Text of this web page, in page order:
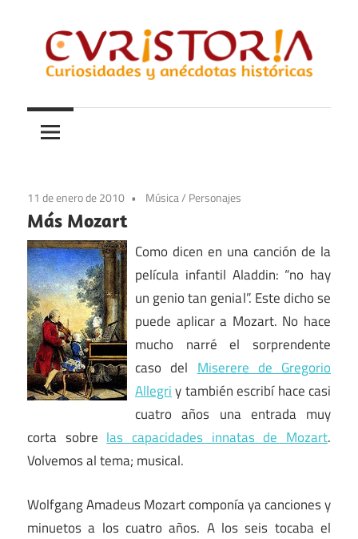
contenido
Curistoria
y
anécdotas
historia
11 de enero de 2010 Música/ Personajes
Más Mozart
Como dicen en una canción de la
película infantil Aladdin: “no hay
un genio tan genial”. Este dicho se
puede aplicar a Mozart. No hace
mucho narré el sorprendente
caso delMiserere de Gregorio
Allegriy también escribí hace casi
cuatro años una entrada muy
corta sobrelas capacidades innatas de Mozart.
Volvemos al tema; musical.
Wolfgang Amadeus Mozart componía ya canciones y
minuetos a los cuatro años. A los seis tocaba el